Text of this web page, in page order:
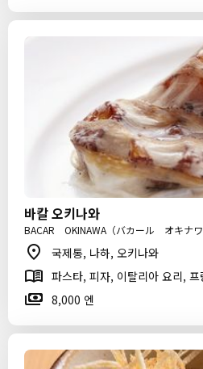
바칼 오키나와
BACAR OKINAWA（バカール オキナワ
국제통, 나하, 오키나와
파스타, 피자, 이탈리아 요리,
8,000 엔